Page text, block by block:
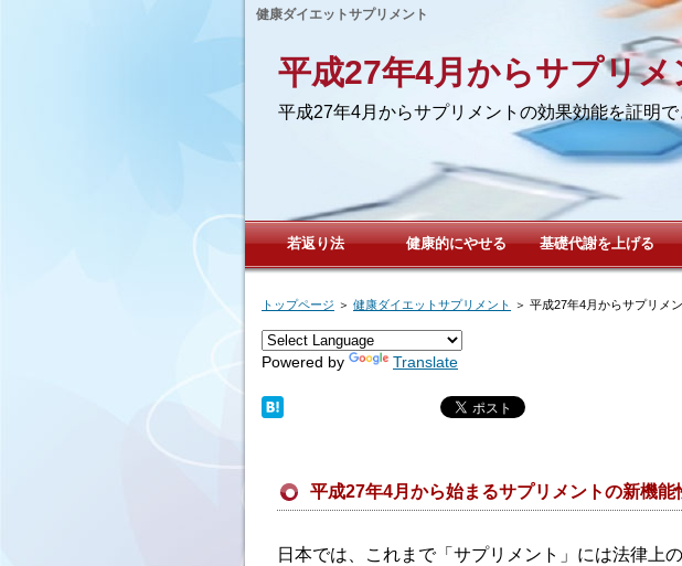
健康ダイエットサプリメント
平成27年4月からサプリ
平成27年4月からサプリメントの効果効能を証明
トップページ ＞ 健康ダイエットサプリメント ＞ 平成27年4月からサプリメ
Powered by Translate
平成27年4月から始まるサプリメントの新機能
日本では、これまで「サプリメント」には法律上
若返り法 健康的にやせる 基礎代謝を上げる